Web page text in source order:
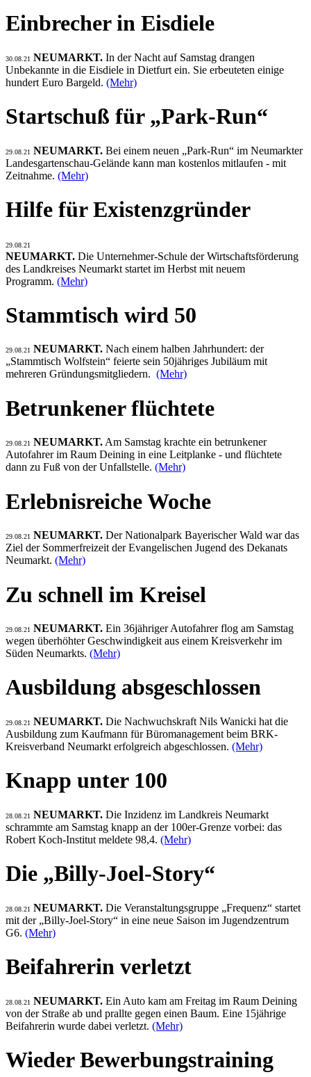
Einbrecher in Eisdiele
30.08.21 NEUMARKT. In der Nacht auf Samstag drangen
Unbekannte in die Eisdiele in Dietfurt ein. Sie erbeuteten einige
hundert Euro Bargeld. (Mehr)
Startschuß für „Park-Run“
29.08.21 NEUMARKT. Bei einem neuen „Park-Run“ im Neumarkter
Landesgartenschau-Gelände kann man kostenlos mitlaufen - mit
Zeitnahme. (Mehr)
Hilfe für Existenzgründer
29.08.21
NEUMARKT. Die Unternehmer-Schule der Wirtschaftsförderung
des Landkreises Neumarkt startet im Herbst mit neuem
Programm. (Mehr)
Stammtisch wird 50
29.08.21 NEUMARKT. Nach einem halben Jahrhundert: der
„Stammtisch Wolfstein“ feierte sein 50jähriges Jubiläum mit
mehreren Gründungsmitgliedern. (Mehr)
Betrunkener flüchtete
29.08.21 NEUMARKT. Am Samstag krachte ein betrunkener
Autofahrer im Raum Deining in eine Leitplanke - und flüchtete
dann zu Fuß von der Unfallstelle. (Mehr)
Erlebnisreiche Woche
29.08.21 NEUMARKT. Der Nationalpark Bayerischer Wald war das
Ziel der Sommerfreizeit der Evangelischen Jugend des Dekanats
Neumarkt. (Mehr)
Zu schnell im Kreisel
29.08.21 NEUMARKT. Ein 36jähriger Autofahrer flog am Samstag
wegen überhöhter Geschwindigkeit aus einem Kreisverkehr im
Süden Neumarkts. (Mehr)
Ausbildung absgeschlossen
29.08.21 NEUMARKT. Die Nachwuchskraft Nils Wanicki hat die
Ausbildung zum Kaufmann für Büromanagement beim BRK-
Kreisverband Neumarkt erfolgreich abgeschlossen. (Mehr)
Knapp unter 100
28.08.21 NEUMARKT. Die Inzidenz im Landkreis Neumarkt
schrammte am Samstag knapp an der 100er-Grenze vorbei: das
Robert Koch-Institut meldete 98,4. (Mehr)
Die „Billy-Joel-Story“
28.08.21 NEUMARKT. Die Veranstaltungsgruppe „Frequenz“ startet
mit der „Billy-Joel-Story“ in eine neue Saison im Jugendzentrum
G6. (Mehr)
Beifahrerin verletzt
28.08.21 NEUMARKT. Ein Auto kam am Freitag im Raum Deining
von der Straße ab und prallte gegen einen Baum. Eine 15jährige
Beifahrerin wurde dabei verletzt. (Mehr)
Wieder Bewerbungstraining